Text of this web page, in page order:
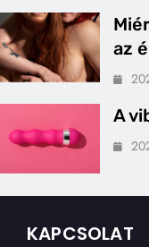
az
A
KAPCSOLAT